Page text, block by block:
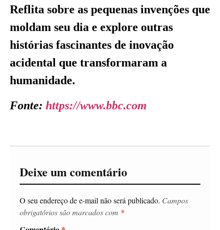
Reflita sobre as pequenas invenções que
moldam seu dia e explore outras
histórias fascinantes de inovação
acidental que transformaram a
humanidade.
Fonte: https://www.bbc.com
Deixe um comentário
O seu endereço de e-mail não será publicado. Campos
obrigatórios são marcados com *